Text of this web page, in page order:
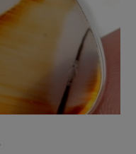
Pyrite